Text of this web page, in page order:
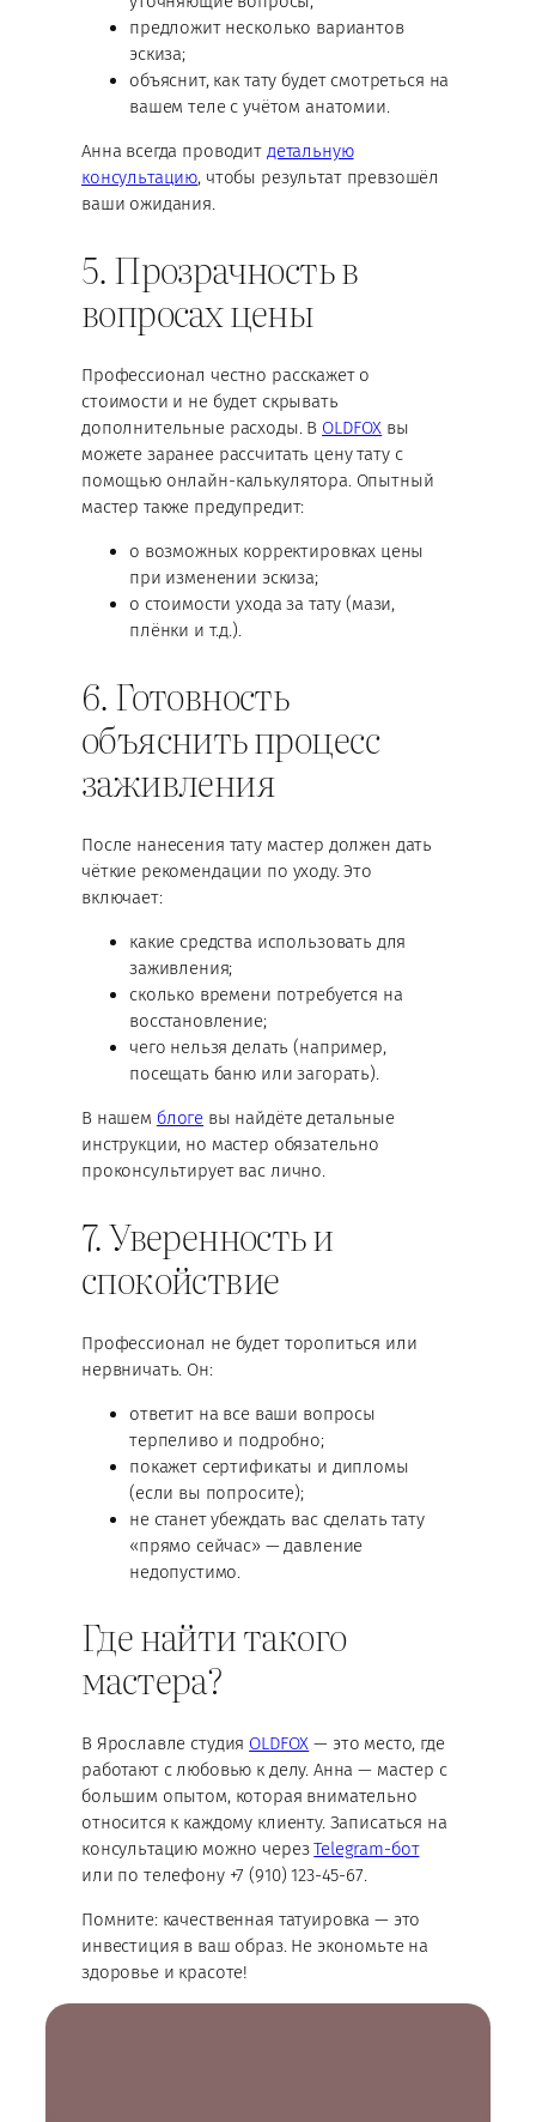
предложит несколько вариантов
эскиза;
объяснит, как тату будет смотреться на
вашем теле с учётом анатомии.
Анна всегда проводит детальную
консультацию, чтобы результат превзошёл
ваши ожидания.
5. Прозрачность в
вопросах цены
Профессионал честно расскажет о
стоимости и не будет скрывать
дополнительные расходы. В OLDFOX вы
можете заранее рассчитать цену тату с
помощью онлайн-калькулятора. Опытный
мастер также предупредит:
о возможных корректировках цены
при изменении эскиза;
о стоимости ухода за тату (мази,
плёнки и т.д.).
6. Готовность
объяснить процесс
заживления
После нанесения тату мастер должен дать
чёткие рекомендации по уходу. Это
включает:
какие средства использовать для
заживления;
сколько времени потребуется на
восстановление;
чего нельзя делать (например,
посещать баню или загорать).
В нашем блоге вы найдёте детальные
инструкции, но мастер обязательно
проконсультирует вас лично.
7. Уверенность и
спокойствие
Профессионал не будет торопиться или
нервничать. Он:
ответит на все ваши вопросы
терпеливо и подробно;
покажет сертификаты и дипломы
(если вы попросите);
не станет убеждать вас сделать тату
«прямо сейчас» — давление
недопустимо.
Где найти такого
мастера?
В Ярославле студия OLDFOX — это место, где
работают с любовью к делу. Анна — мастер с
большим опытом, которая внимательно
относится к каждому клиенту. Записаться на
консультацию можно черезTelegram-бот
или по телефону +7 (910) 123-45-67.
Помните: качественная татуировка — это
инвестиция в ваш образ. Не экономьте на
здоровье и красоте!